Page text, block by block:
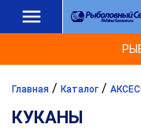
Главная / Каталог /
КУКАНЫ